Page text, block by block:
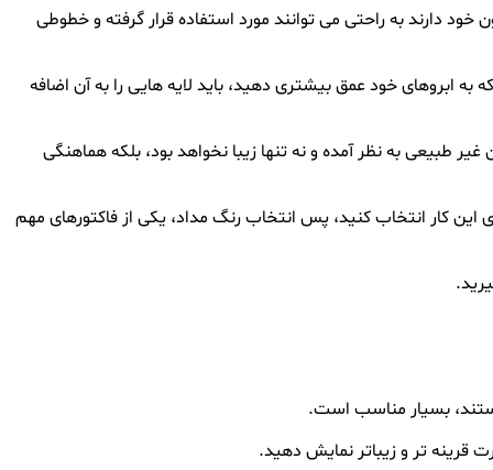
دارند به راحتی می توانند مورد استفاده قرار گرفته و خطوطی
به ابروهای خود عمق بیشتری دهید، باید لایه هایی را به آن اضافه
غیر طبیعی به نظر آمده و نه تنها زیبا نخواهد بود، بلکه هماهنگی
این کار انتخاب کنید، پس انتخاب رنگ مداد، یکی از فاکتورهای مهم
بسیار مناسب است.
قرینه تر و زیباتر نمایش دهید.